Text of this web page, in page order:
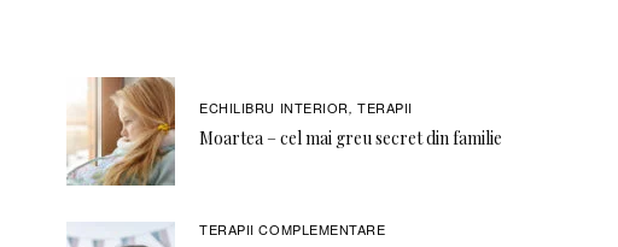
ECHILIBRU INTERIOR,TERAPII
Moartea – cel mai greu secret din familie
TERAPII COMPLEMENTARE